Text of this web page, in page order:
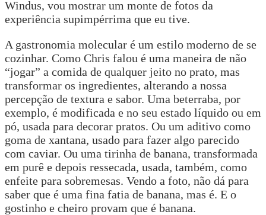
Windus, vou mostrar um monte de fotos da
experiência supimpérrima que eu tive.
A gastronomia molecular é um estilo moderno de se
cozinhar. Como Chris falou é uma maneira de não
“jogar” a comida de qualquer jeito no prato, mas
transformar os ingredientes, alterando a nossa
percepção de textura e sabor. Uma beterraba, por
exemplo, é modificada e no seu estado líquido ou em
pó, usada para decorar pratos. Ou um aditivo como
goma de xantana, usado para fazer algo parecido
com caviar. Ou uma tirinha de banana, transformada
em purê e depois ressecada, usada, também, como
enfeite para sobremesas. Vendo a foto, não dá para
saber que é uma fina fatia de banana, mas é. E o
gostinho e cheiro provam que é banana.